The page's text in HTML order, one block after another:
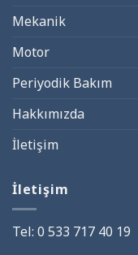
Mekanik
Motor
Periyodik Bakım
Hakkımızda
İletişim
İletişim
Tel: 0 533 717 40 19